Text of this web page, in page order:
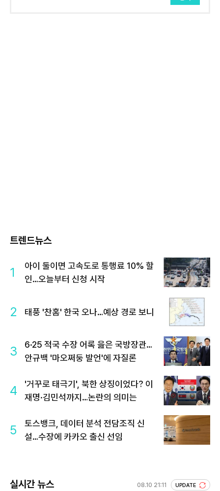
트렌드뉴스
1
아이 둘이면 고속도로 통행료 10% 할
인…오늘부터 신청 시작
2 태풍 '찬홈' 한국 오나…예상 경로 보니
3
6·25 적국 수장 어록 읊은 국방장관…
안규백 '마오쩌둥 발언'에 자질론
4
'거꾸로 태극기', 북한 상징이었다? 이
재명·김민석까지…논란의 의미는
5
토스뱅크, 데이터 분석 전담조직 신
설…수장에 카카오 출신 선임
실시간 뉴스 08.10 21:11 UPDATE